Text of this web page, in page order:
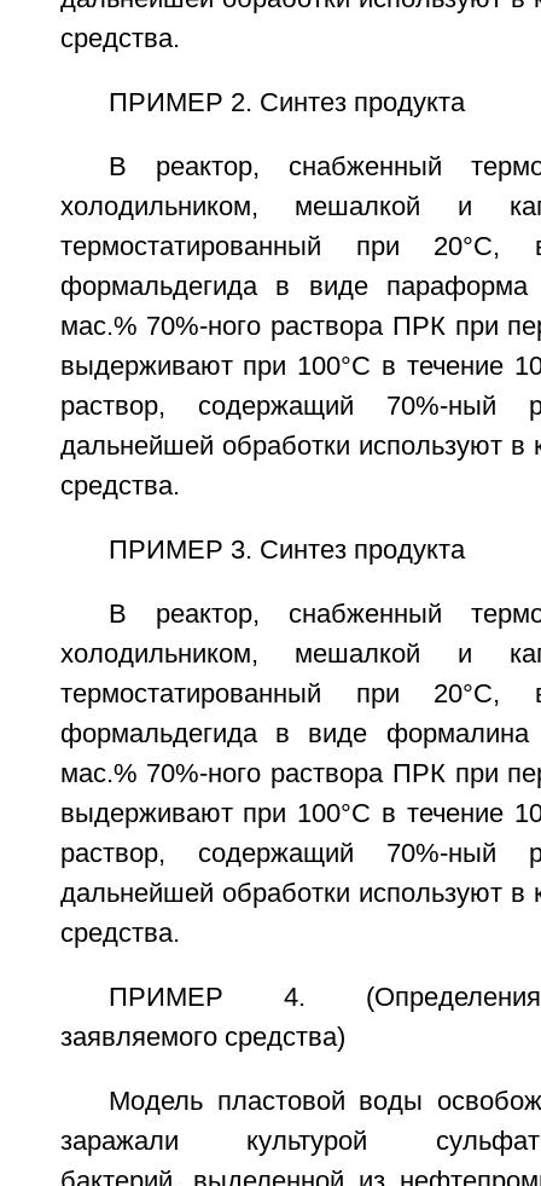
средства.
ПРИМЕР 2. Синтез продукта
В реактор, снабженный
холодильником, мешалкой и
термостатированный при
формальдегида в виде
мас.% 70%-ного раствора ПРК при
выдерживают при 100°С в течение
раствор, содержащий 70%-ный
дальнейшей обработки используют в
средства.
ПРИМЕР 3. Синтез продукта
В реактор, снабженный
холодильником, мешалкой и
термостатированный при
формальдегида в виде
мас.% 70%-ного раствора ПРК при
выдерживают при 100°С в течение
раствор, содержащий 70%-ный
дальнейшей обработки используют в
средства.
ПРИМЕР 4. (Определения
заявляемого средства)
Модель пластовой воды
заражали культурой